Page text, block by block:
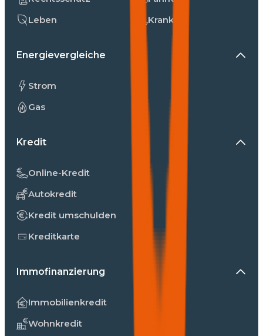
Leben
Kranken
Energievergleiche
Strom
Gas
Kredit
Online-Kredit
Autokredit
Kredit umschulden
Kreditkarte
Immofinanzierung
Immobilienkredit
Wohnkredit